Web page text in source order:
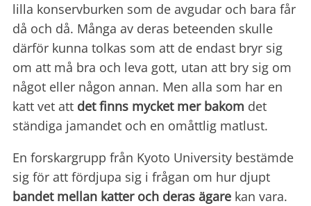
lilla konservburken som de avgudar och bara får
då och då. Många av deras beteenden skulle
därför kunna tolkas som att de endast bryr sig
om att må bra och leva gott, utan att bry sig om
något eller någon annan. Men alla som har en
katt vet att det finns mycket mer bakom det
ständiga jamandet och en omåttlig matlust.
En forskargrupp från Kyoto University bestämde
sig för att fördjupa sig i frågan om hur djupt
bandet mellan katter och deras ägare kan vara.